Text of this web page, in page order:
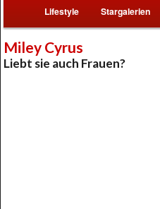
Lifestyle Stargalerien
Miley Cyrus
Liebt sie auch Frauen?